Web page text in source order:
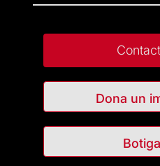
Dona un
Botiga